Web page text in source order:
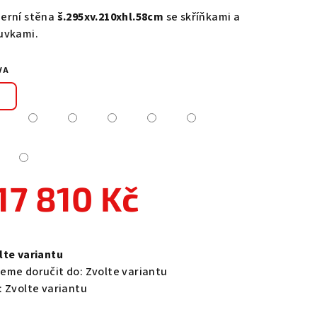
stěna š.295xv.210xhl.58cm se skříňkami a
810 Kč
variantu
doručit do: Zvolte variantu
Zvolte variantu